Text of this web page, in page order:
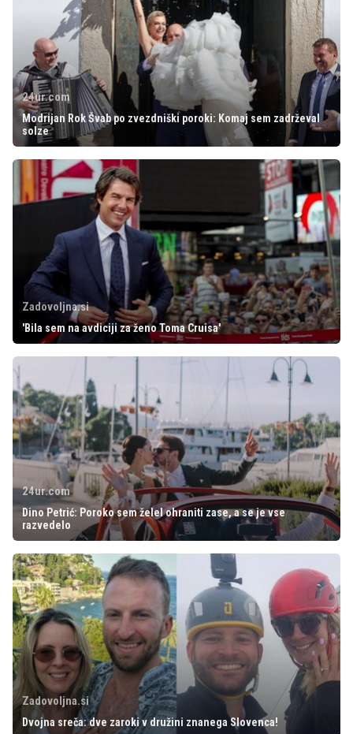
24ur.com
Modrijan Rok Švab po zvezdniški poroki: Komaj sem zadrževal
solze
Zadovoljna.si
'Bila sem na avdiciji za ženo Toma Cruisa'
24ur.com
Dino Petrić: Poroko sem želel ohraniti zase, a se je vse
razvedelo
Zadovoljna.si
Dvojna sreča: dve zaroki v družini znanega Slovenca!